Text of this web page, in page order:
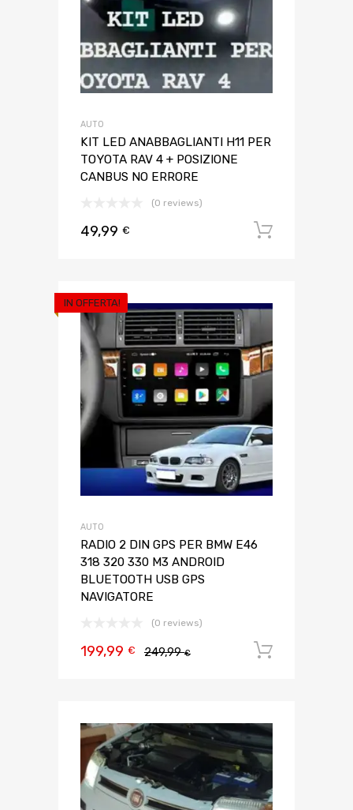
AUTO
KIT LED ANABBAGLIANTI H11 PER
TOYOTA RAV 4 + POSIZIONE
CANBUS NO ERRORE
(0 reviews)
49,99 €
IN OFFERTA!
AUTO
RADIO 2 DIN GPS PER BMW E46
318 320 330 M3 ANDROID
BLUETOOTH USB GPS
NAVIGATORE
(0 reviews)
249,99€
199,99 €